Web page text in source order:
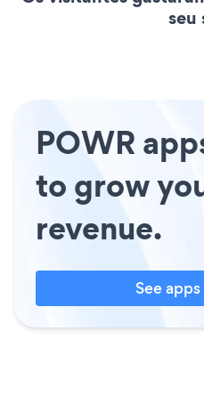
seu
POWR
to grow
revenue.
See